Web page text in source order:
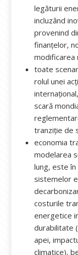
legăturii
incluzând
provenind
finanțelor,
modificarea
toate
rolul unei
scară
tranziție de
economia
modelarea
lung, este
sistemelor
costurile
energetice
durabilitate
apei,
climatice),